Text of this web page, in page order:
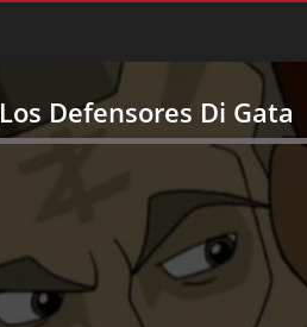
Los Defensores Di Gata